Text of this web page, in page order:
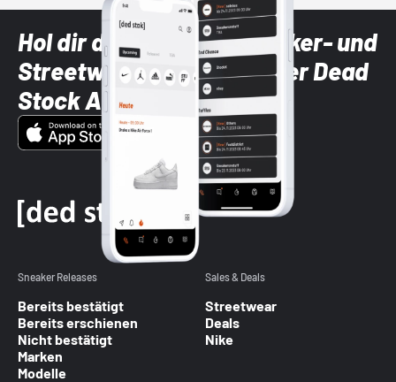
Hol dir die neuesten Sneaker- und
Streetwear-Brands mit der Dead
Stock App
Sneaker Releases
Bereits bestätigt
Bereits erschienen
Nicht bestätigt
Marken
Modelle
Sales & Deals
Streetwear
Deals
Nike